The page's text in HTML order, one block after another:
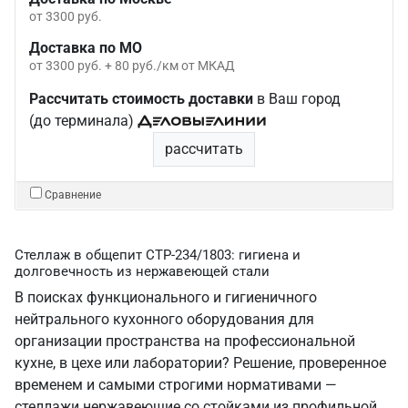
от 3300 руб.
Доставка по МО
от 3300 руб. + 80 руб./км от МКАД
Рассчитать стоимость доставки в Ваш город
(до терминала)
рассчитать
Сравнение
Стеллаж в общепит СТР-234/1803: гигиена и
долговечность из нержавеющей стали
В поисках функционального и гигиеничного
нейтрального кухонного оборудования для
организации пространства на профессиональной
кухне, в цехе или лаборатории? Решение, проверенное
временем и самыми строгими нормативами —